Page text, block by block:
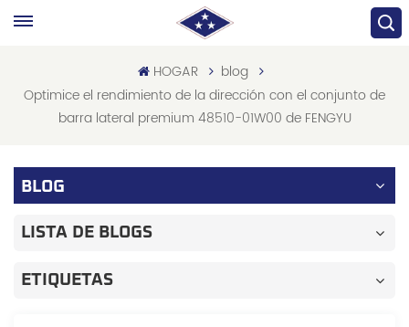
HOGAR
blog
Optimice el rendimiento de la dirección con el conjunto de
barra lateral premium 48510-01W00 de FENGYU
BLOG
LISTA DE BLOGS
ETIQUETAS